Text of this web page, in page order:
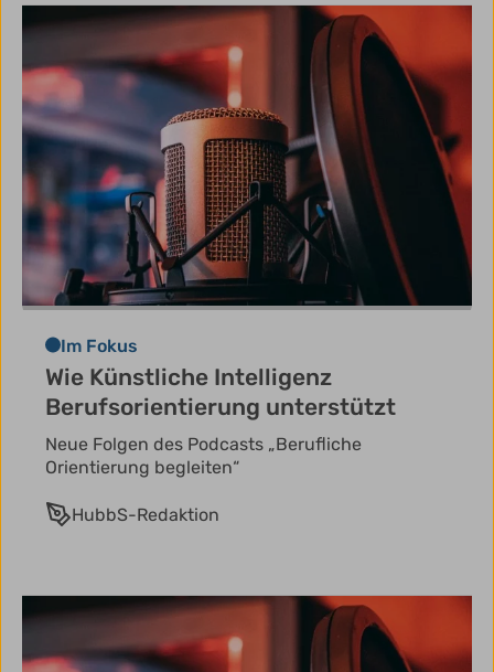
Im Fokus
Wie Künstliche Intelligenz
Berufsorientierung unterstützt
Neue Folgen des Podcasts „Berufliche
Orientierung begleiten“
HubbS-Redaktion